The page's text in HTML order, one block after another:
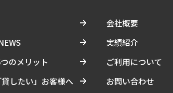
のメリット
したい」お客様へ
会社概要
実績紹介
ご利用について
お問い合わせ